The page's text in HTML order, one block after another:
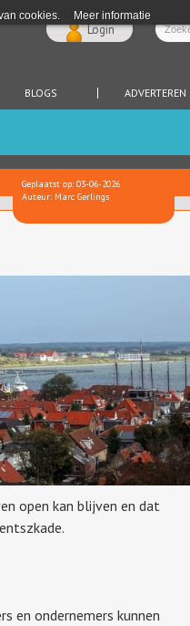
cookies. Meer informatie
Login
BLOGS ADVERTEREN
Geplaatst op: 03-06-2026
Auteur: Marc Gerlings
open kan blijven en dat
en ondernemers kunnen